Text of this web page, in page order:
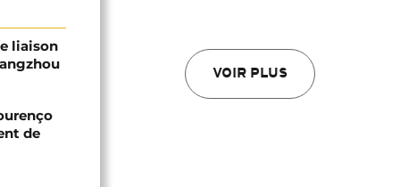
VOIR PLUS
liaison
de